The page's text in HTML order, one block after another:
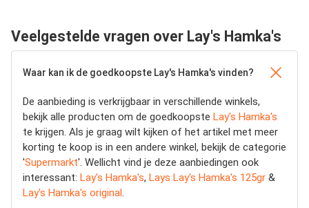
Veelgestelde vragen over Lay's Hamka's
Waar kan ik de goedkoopste Lay's Hamka's vinden?
De aanbieding is verkrijgbaar in verschillende winkels,
bekijk alle producten om de goedkoopste Lay's Hamka's
te krijgen. Als je graag wilt kijken of het artikel met meer
korting te koop is in een andere winkel, bekijk de categorie
'Supermarkt'. Wellicht vind je deze aanbiedingen ook
interessant: Lay's Hamka's, Lays Lay's Hamka's 125gr &
Lay's Hamka's original.